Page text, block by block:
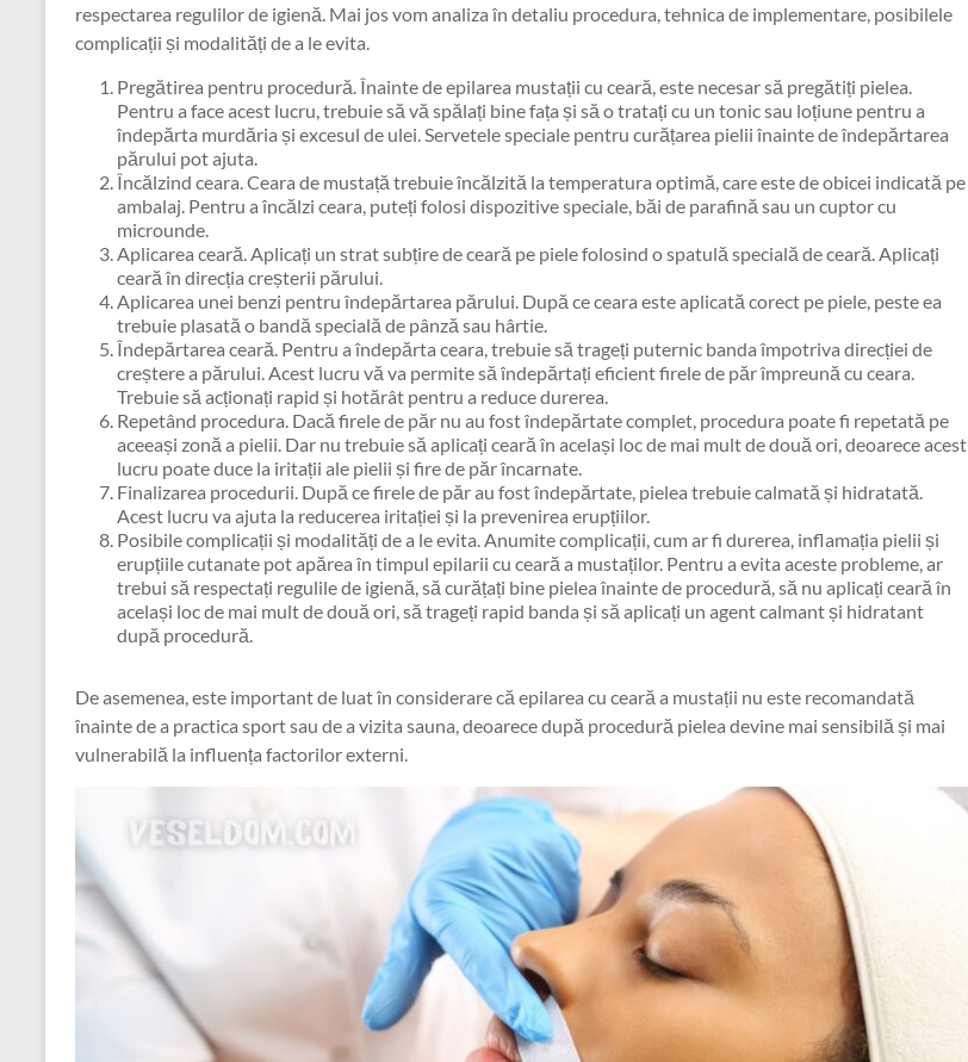
respectarea regulilor de igienă. Mai jos vom analiza în detaliu procedura, tehnica de implementare, posibilele
complicații și modalități de a le evita.
Pregătirea pentru procedură. Înainte de epilarea mustații cu ceară, este necesar să pregătiți pielea.
Pentru a face acest lucru, trebuie să vă spălați bine fața și să o tratați cu un tonic sau loțiune pentru a
îndepărta murdăria și excesul de ulei. Servetele speciale pentru curățarea pielii înainte de îndepărtarea
părului pot ajuta.
Încălzind ceara. Ceara de mustață trebuie încălzită la temperatura optimă, care este de obicei indicată pe
ambalaj. Pentru a încălzi ceara, puteți folosi dispozitive speciale, băi de parafină sau un cuptor cu
microunde.
Aplicarea ceară. Aplicați un strat subțire de ceară pe piele folosind o spatulă specială de ceară. Aplicați
ceară în direcția creșterii părului.
Aplicarea unei benzi pentru îndepărtarea părului. După ce ceara este aplicată corect pe piele, peste ea
trebuie plasată o bandă specială de pânză sau hârtie.
Îndepărtarea ceară. Pentru a îndepărta ceara, trebuie să trageți puternic banda împotriva direcției de
creștere a părului. Acest lucru vă va permite să îndepărtați eficient firele de păr împreună cu ceara.
Trebuie să acționați rapid și hotărât pentru a reduce durerea.
Repetând procedura. Dacă firele de păr nu au fost îndepărtate complet, procedura poate fi repetată pe
aceeași zonă a pielii. Dar nu trebuie să aplicați ceară în același loc de mai mult de două ori, deoarece acest
lucru poate duce la iritații ale pielii și fire de păr încarnate.
Finalizarea procedurii. După ce firele de păr au fost îndepărtate, pielea trebuie calmată și hidratată.
Acest lucru va ajuta la reducerea iritației și la prevenirea erupțiilor.
Posibile complicații și modalități de a le evita. Anumite complicații, cum ar fi durerea, inflamația pielii și
erupțiile cutanate pot apărea în timpul epilarii cu ceară a mustaților. Pentru a evita aceste probleme, ar
trebui să respectați regulile de igienă, să curățați bine pielea înainte de procedură, să nu aplicați ceară în
același loc de mai mult de două ori, să trageți rapid banda și să aplicați un agent calmant și hidratant
după procedură.
De asemenea, este important de luat în considerare că epilarea cu ceară a mustații nu este recomandată
înainte de a practica sport sau de a vizita sauna, deoarece după procedură pielea devine mai sensibilă și mai
vulnerabilă la influența factorilor externi.